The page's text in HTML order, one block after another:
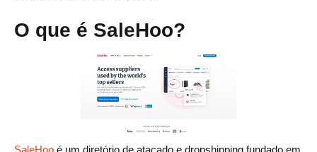
Como as estruturas de preços são comparadas para
usuários de longo prazo?
O que é SaleHoo?
SaleHoo é um diretório de atacado e dropshipping fundado em